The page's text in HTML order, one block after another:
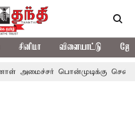
சினிமா விளையாட்டு
பொன்முடிக்கு சென்னை